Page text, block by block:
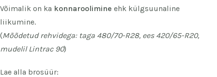
Võimalik on ka konnaroolimine ehk külgsuunaline
liikumine.
(Mõõdetud rehvidega: taga 480/70-R28, ees 420/65-R20,
mudelil Lintrac 90)
Lae alla brosüür: